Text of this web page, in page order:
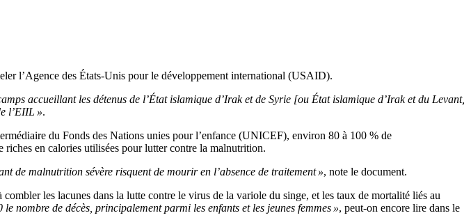
l’Agence des États-Unis pour le développement international (USAID).
accueillant les détenus de l’État islamique d’Irak et de Syrie [ou État islamique d’Irak et du Levant,
l’EIIL ».
du Fonds des Nations unies pour l’enfance (UNICEF), environ 80 à 100 % de
riches en calories utilisées pour lutter contre la malnutrition.
de malnutrition sévère risquent de mourir en l’absence de traitement », note le document.
combler les lacunes dans la lutte contre le virus de la variole du singe, et les taux de mortalité liés au
nombre de décès, principalement parmi les enfants et les jeunes femmes », peut-on encore lire dans le